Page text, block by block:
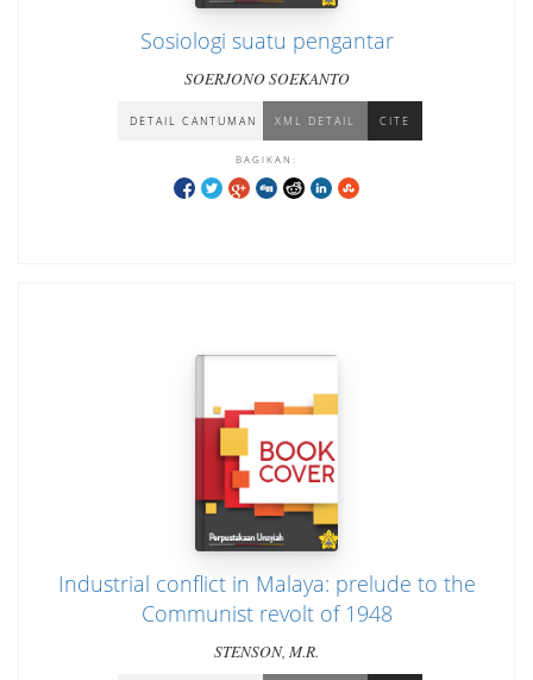
Sosiologi suatu pengantar
SOERJONO SOEKANTO
DETAIL CANTUMAN XML DETAIL CITE
BAGIKAN:
Industrial conflict in Malaya: prelude to the
Communist revolt of 1948
STENSON, M.R.